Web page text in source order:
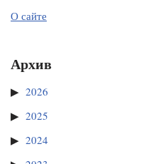
О сайте
Архив
2026
2025
2024